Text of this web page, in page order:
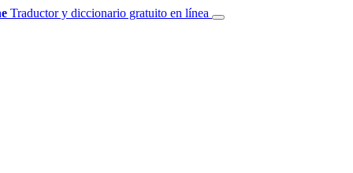
Traductor y diccionario gratuito en línea